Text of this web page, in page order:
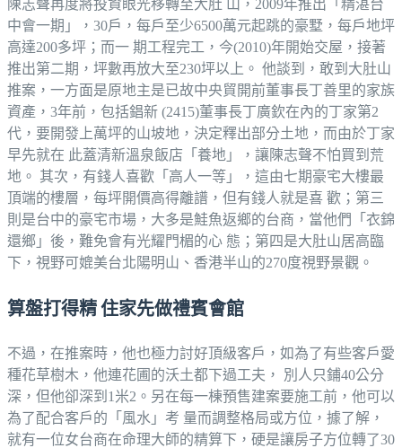
陳志聲再度將投資眼光移轉至大肚 山，2009年推出「精湛台
中會一期」，30戶，每戶至少6500萬元起跳的豪墅，每戶地坪
高達200多坪；而一 期工程完工，今(2010)年開始交屋，接著
推出第二期，坪數再放大至230坪以上。 他談到，敢到大肚山
推案，一方面是原地主是已故中央貿開前董事長丁善里的家族
資產，3年前，包括錩新 (2415)董事長丁廣欽在內的丁家第2
代，要開發上萬坪的山坡地，決定釋出部分土地，而由於丁家
早先就在 此蓋清新溫泉飯店「養地」，讓陳志聲不怕買到荒
地。 其次，有錢人喜歡「高人一等」，這由七期豪宅大樓最
頂端的樓層，每坪開價高得離譜，但有錢人就是喜 歡；第三
則是台中的豪宅市場，大多是鮭魚返鄉的台商，當他們「衣錦
還鄉」後，難免會有光耀門楣的心 態；第四是大肚山居高臨
下，視野可媲美台北陽明山、香港半山的270度視野景觀。
算盤打得精 住家先做禮賓會館
不過，在推案時，他也極力討好頂級客戶，如為了有些客戶愛
種花草樹木，他連花圃的沃土都下過工夫， 別人只鋪40公分
深，但他卻深到1米2。另在每一棟預售建案要施工前，他可以
為了配合客戶的「風水」考 量而調整格局或方位，據了解，
就有一位女台商在命理大師的精算下，硬是讓房子方位轉了30